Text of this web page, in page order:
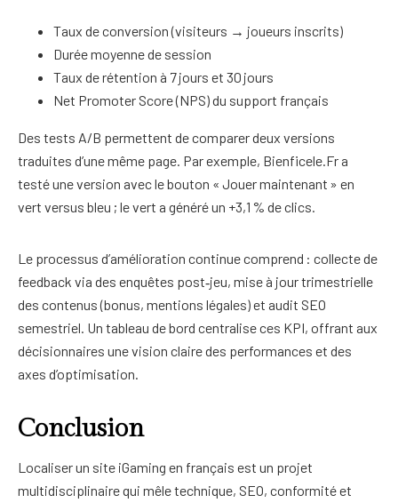
Taux de conversion (visiteurs → joueurs inscrits)
Durée moyenne de session
Taux de rétention à 7 jours et 30 jours
Net Promoter Score (NPS) du support français
Des tests A/B permettent de comparer deux versions
traduites d’une même page. Par exemple, Bienficele.Fr a
testé une version avec le bouton « Jouer maintenant » en
vert versus bleu ; le vert a généré un +3,1 % de clics.
Le processus d’amélioration continue comprend : collecte de
feedback via des enquêtes post‑jeu, mise à jour trimestrielle
des contenus (bonus, mentions légales) et audit SEO
semestriel. Un tableau de bord centralise ces KPI, offrant aux
décisionnaires une vision claire des performances et des
axes d’optimisation.
Conclusion
Localiser un site iGaming en français est un projet
multidisciplinaire qui mêle technique, SEO, conformité et